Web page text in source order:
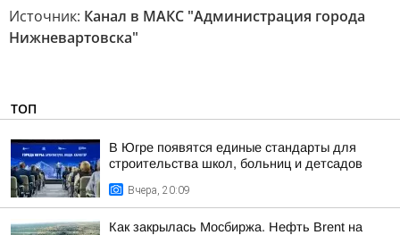
Источник: Канал в МАКС "Администрация города
Нижневартовска"
ТОП
В Югре появятся единые стандарты для
строительства школ, больниц и детсадов
Вчера, 20:09
Как закрылась Мосбиржа. Нефть Brent на